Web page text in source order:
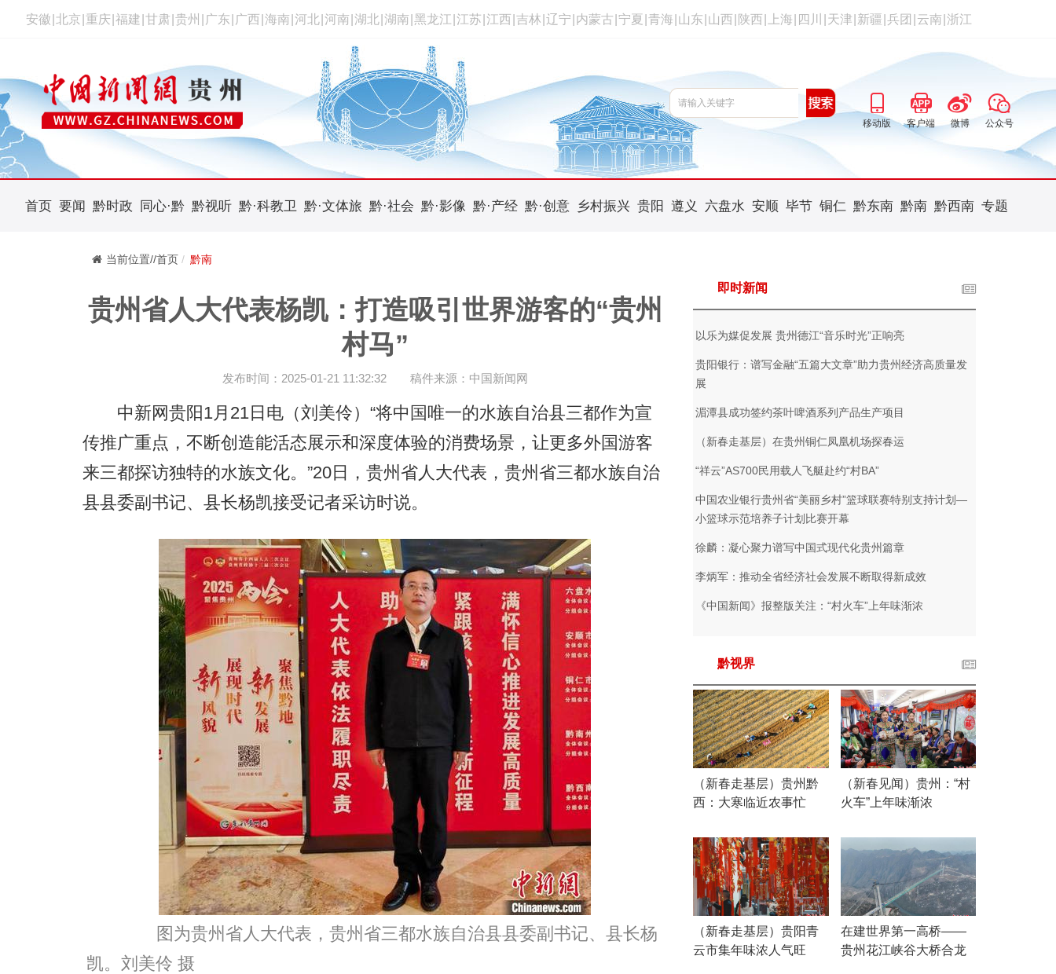
安徽 北京 重庆 福建 甘肃 贵州 广东 广西 海南 河北 河南 湖北 湖南 黑龙江 江苏 江西 吉林 辽宁 内蒙古 宁夏 青海 山东 山西 陕西 上海 四川 天津 新疆 兵团 云南 浙江
移动版 客户端 微博 公众号
首页 要闻 黔时政 同心·黔 黔视听 黔·科教卫 黔·文体旅 黔·社会 黔·影像 黔·产经 黔·创意 乡村振兴 贵阳 遵义 六盘水 安顺 毕节 铜仁 黔东南 黔南 黔西南 专题
当前位置//首页 黔南
贵州省人大代表杨凯：打造吸引世界游客的“贵州
村马”
发布时间：2025-01-21 11:32:32 稿件来源：中国新闻网
中新网贵阳1月21日电（刘美伶）“将中国唯一的水族自治县三都作为宣
传推广重点，不断创造能活态展示和深度体验的消费场景，让更多外国游客
来三都探访独特的水族文化。”20日，贵州省人大代表，贵州省三都水族自治
县县委副书记、县长杨凯接受记者采访时说。
图为贵州省人大代表，贵州省三都水族自治县县委副书记、县长杨
凯。刘美伶 摄
即时新闻
以乐为媒促发展 贵州德江“音乐时光”正响亮
贵阳银行：谱写金融“五篇大文章”助力贵州经济高质量发
展
湄潭县成功签约茶叶啤酒系列产品生产项目
（新春走基层）在贵州铜仁凤凰机场探春运
“祥云”AS700民用载人飞艇赴约“村BA”
中国农业银行贵州省“美丽乡村”篮球联赛特别支持计划—
小篮球示范培养子计划比赛开幕
徐麟：凝心聚力谱写中国式现代化贵州篇章
李炳军：推动全省经济社会发展不断取得新成效
《中国新闻》报整版关注：“村火车”上年味渐浓
黔视界
（新春走基层）贵州黔
西：大寒临近农事忙
（新春见闻）贵州：“村
火车”上年味渐浓
（新春走基层）贵阳青
云市集年味浓人气旺
在建世界第一高桥——
贵州花江峡谷大桥合龙